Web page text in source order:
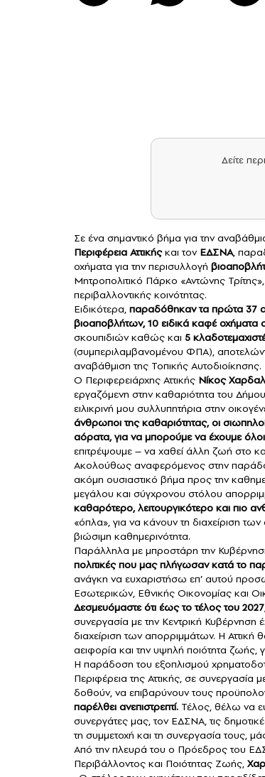
Δείτε
Σε ένα σημαντικό βήμα για την
Περιφέρεια Αττικής και τον ΕΔΣΝΑ,
οχήματα για την περισυλλογή
Μητροπολιτικό Πάρκο «Αντώνης
περιβαλλοντικής κοινότητας.
Ειδικότερα, παραδόθηκαν τα πρώτα 37
βιοαποβλήτων, 10 ειδικά καφέ οχήματα
σκουπιδιών καθώς και 5
(συμπεριλαμβανομένου ΦΠΑ),
αναβάθμιση της Τοπικής Αυτοδιοίκησης.
Ο Περιφερειάρχης Αττικής Νίκος
εργαζόμενη στην καθαριότητα του
ειλικρινή μου συλλυπητήρια στην
άνθρωποι της καθαριότητας, οι
αόρατα, για να μπορούμε να έχουμε
επιτρέψουμε – να χαθεί άλλη ζωή στο
Ακολούθως αναφερόμενος στην
ακόμη ουσιαστικό βήμα προς την
μεγάλου και σύγχρονου στόλου
καθαρότερο, λειτουργικότερο και πιο
«όπλα», για να κάνουν τη διαχείριση
βιώσιμη καθημερινότητα.
Παράλληλα με μπροστάρη την
πολιτικές που μας πλήγωσαν κατά το
ανάγκη να ευχαριστήσω επ’ αυτού
Εσωτερικών, Εθνικής Οικονομίας και
Δεσμευόμαστε ότι έως το τέλος του
συνεργασία με την Κεντρική Κυβέρνηση
διαχείριση των απορριμμάτων. Η
αειφορία και την υψηλή ποιότητα ζωής,
Η παράδοση του εξοπλισμού
Περιφέρεια της Αττικής, σε
δοθούν, να επιβαρύνουν τους
παρέλθει ανεπιστρεπτί. Τέλος, θέλω να
συνεργάτες μας, τον ΕΔΣΝΑ, τις
τη συμμετοχή και τη συνεργασία τους,
Από την πλευρά του ο Πρόεδρος του
Περιβάλλοντος και Ποιότητας Ζωής,